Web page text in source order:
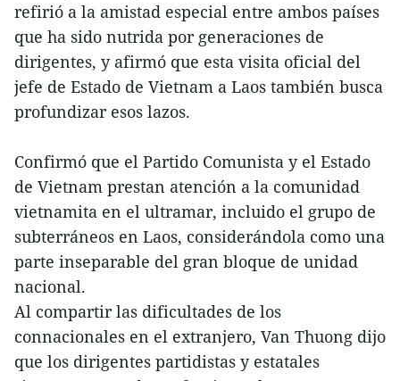
refirió a la amistad especial entre ambos países
que ha sido nutrida por generaciones de
dirigentes, y afirmó que esta visita oficial del
jefe de Estado de Vietnam a Laos también busca
profundizar esos lazos.
Confirmó que el Partido Comunista y el Estado
de Vietnam prestan atención a la comunidad
vietnamita en el ultramar, incluido el grupo de
subterráneos en Laos, considerándola como una
parte inseparable del gran bloque de unidad
nacional.
Al compartir las dificultades de los
connacionales en el extranjero, Van Thuong dijo
que los dirigentes partidistas y estatales